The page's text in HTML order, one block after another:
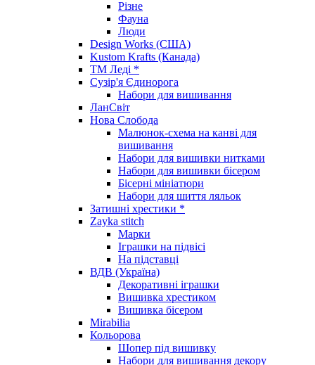
Різне
Фауна
Люди
Design Works (США)
Kustom Krafts (Канада)
ТМ Леді *
Сузір'я Єдинорога
Набори для вишивання
ЛанСвіт
Нова Слобода
Малюнок-схема на канві для
вишивання
Набори для вишивки нитками
Набори для вишивки бісером
Бісерні мініатюри
Набори для шиття ляльок
Затишні хрестики *
Zayka stitch
Марки
Іграшки на підвісі
На підставці
ВДВ (Україна)
Декоративні іграшки
Вишивка хрестиком
Вишивка бісером
Mirabilia
Кольорова
Шопер під вишивку
Набори для вишивання декору